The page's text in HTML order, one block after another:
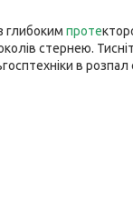
глибоким проте
стернею.
в розпал